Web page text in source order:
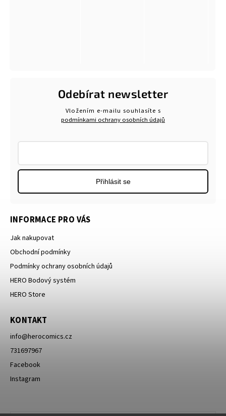
INFORMACE PRO VÁS
Jak nakupovat
Obchodní podmínky
Podmínky ochrany osobních údajů
HERO Bodový systém
HERO Store
KONTAKT
info@herocomics.cz
731697967
Facebook
Instagram
Odebírat newsletter
Vložením e-mailu souhlasíte s
podmínkami ochrany osobních údajů
Přihlásit se